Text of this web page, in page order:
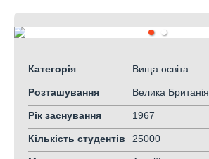
Категорія Вища освіта
Розташування Велика Британія
Рік заснування 1967
Кількість студентів 25000